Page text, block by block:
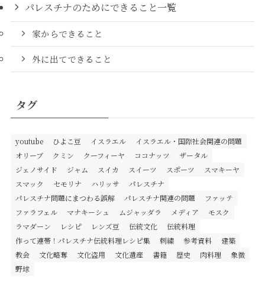
パレスチナのためにできること一覧
家からできること
外に出てできること
タグ
youtube ひよこ豆 イスラエル
イスラエル・国際社会関連の問題
オリーブ
クミン クーフィーヤ ココナッツ
ザータル
ジェノサイド
ジャム スイカ スイーツ スポーツ
スマキーヤ
スマック
セモリナ ハリッサ
パレスチナ
パレスチナ問題にまつわる誤解
パレスチナ関連の問題
ファッテ
ファラフェル
マナキーシュ ムジャッダラ メディア
モスク
ラマダーン
レシピ レンズ豆 伝統文化
伝統料理
作って連帯！パレスチナ伝統料理レシピ集
刺繍 参考資料
建築
教会
文化略奪 文化盗用 文化遺産 書籍 歴史 肉料理
象徴
野球